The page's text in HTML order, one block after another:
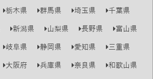
栃木県 群馬県 埼玉県
千葉県
新潟県 山梨県 長野県
富山県
岐阜県 静岡県 愛知県
三重県
大阪府 兵庫県 奈良県
和歌山県